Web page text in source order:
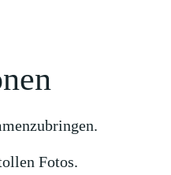
Fotos.